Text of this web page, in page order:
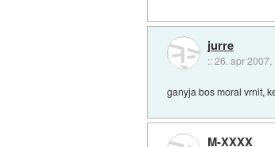
jurre
::26. apr 2007,
ganyja bos moral vrnit,
M-XXXX